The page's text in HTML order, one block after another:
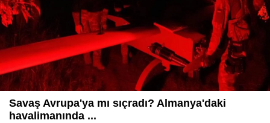
Savaş Avrupa'ya mı sıçradı? Almanya'daki
havalimanında ...